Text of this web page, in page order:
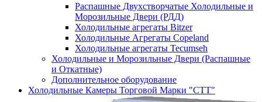
Распашные Двухстворчатые Холодильные и
Морозильные Двери (РДД)
Холодильные агрегаты Bitzer
Холодильные Агрегаты Copeland
Холодильные агрегаты Tecumseh
Холодильные и Морозильные Двери (Распашные
и Откатные)
Дополнительное оборудование
Холодильные Камеры Торговой Марки "СТТ"